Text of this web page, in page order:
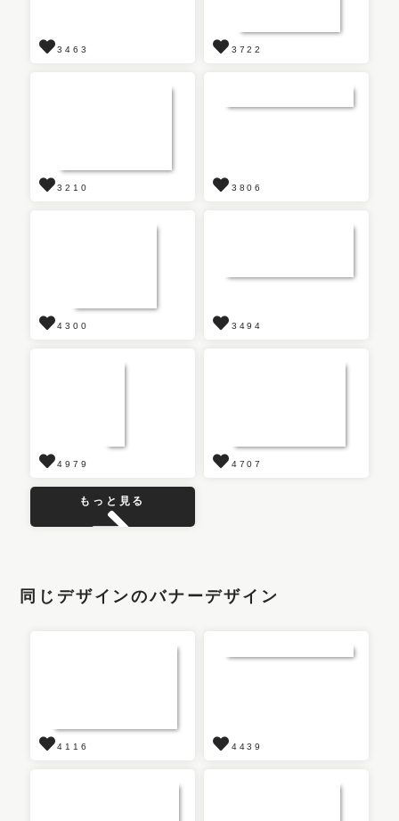
3463 3722
3210 3806
4300 3494
4979 4707
もっと見る
同じデザインのバナーデザイン
4116 4439